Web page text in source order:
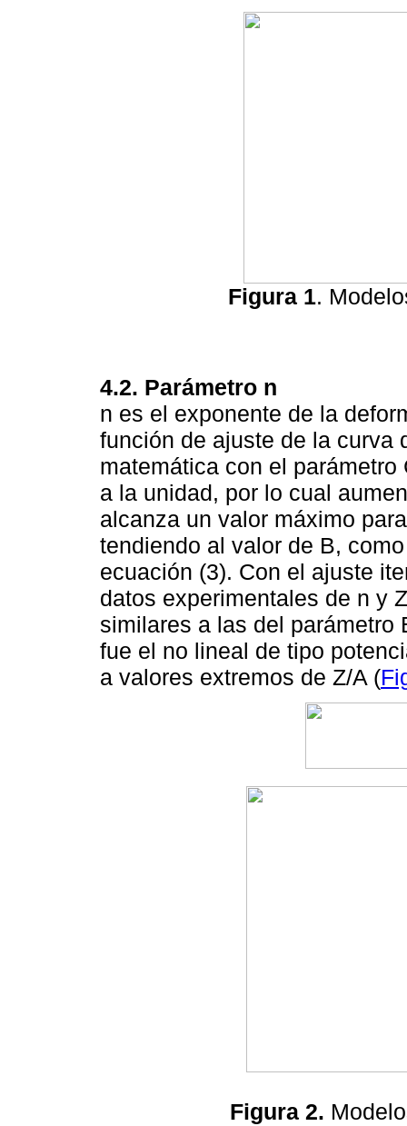
Figura 1.
4.2. Parámetro n
n es el exponente de la
función de ajuste de la curva
matemática con el
a la unidad, por lo cual
alcanza un valor máximo
tendiendo al valor de B,
ecuación (3). Con el ajuste
datos experimentales de n y
similares a las del parámetro
fue el no lineal de tipo
a valores extremos de Z/A (
Figura 2.